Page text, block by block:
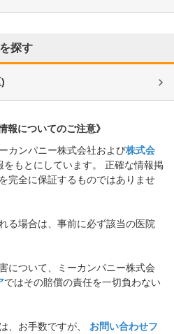
探す
)
報についてのご注意》
カンパニー株式会社および株式会
をもとにしています。 正確な情報掲
完全に保証するものではありませ
る場合は、事前に必ず該当の医院
について、ミーカンパニー株式会
ではその賠償の責任を一切負わない
、お手数ですが、
お問い合わせフ